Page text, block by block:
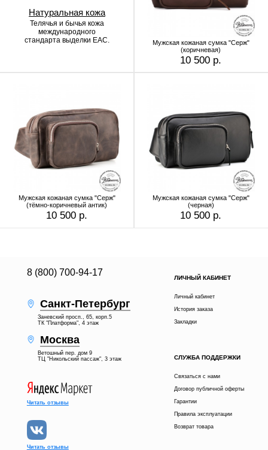
Натуральная кожа
Телячья и бычья кожа
международного
стандарта выделки EAC.
Мужская кожаная сумка "Серж"
(коричневая)
10 500 р.
Мужская кожаная сумка "Серж"
(тёмно-коричневый антик)
10 500 р.
Мужская кожаная сумка "Серж"
(черная)
10 500 р.
8 (800) 700-94-17
Санкт-Петербург
Заневский просп., 65, корп.5
ТК "Платформа", 4 этаж
Москва
Ветошный пер. дом 9
ТЦ "Никольский пассаж", 3 этаж
ЛИЧНЫЙ КАБИНЕТ
Личный кабинет
История заказа
Закладки
СЛУЖБА ПОДДЕРЖКИ
Связаться с нами
Договор публичной оферты
Гарантии
Правила эксплуатации
Возврат товара
Читать отзывы
Читать отзывы